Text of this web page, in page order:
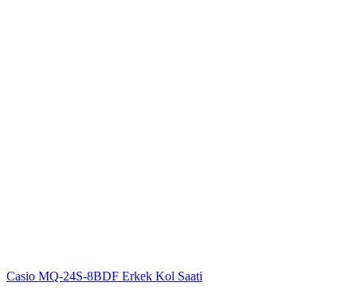
Casio MQ-24S-8BDF Erkek Kol Saati